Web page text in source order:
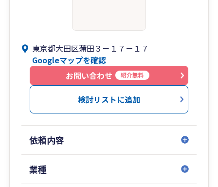
東京都大田区蒲田３－１７－１７
Googleマップを確認
お問い合わせ
紹介無料
検討リストに追加
依頼内容
業種